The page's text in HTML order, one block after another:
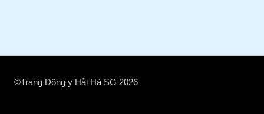
©Trang Đông y Hải Hà SG 2026